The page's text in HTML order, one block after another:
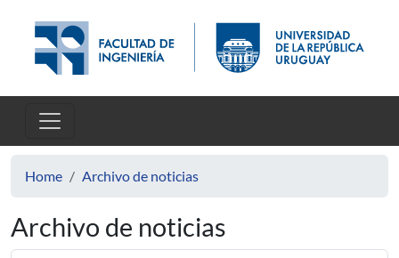
Home Archivo de noticias
Archivo de noticias